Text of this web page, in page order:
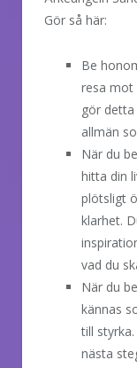
Gör så här:
Be
resa mot
gör
allmän
När du
hitta din
plötsligt
klarhet.
vad du
När du
kännas
till
nästa